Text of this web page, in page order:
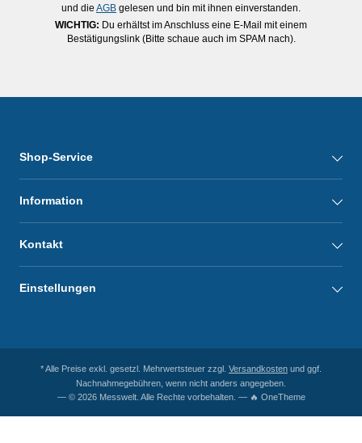
und die AGB gelesen und bin mit ihnen einverstanden.
WICHTIG: Du erhältst im Anschluss eine E-Mail mit einem
Bestätigungslink (Bitte schaue auch im SPAM nach).
Shop-Service
Information
Kontakt
Einstellungen
* Alle Preise exkl. gesetzl. Mehrwertsteuer zzgl. Versandkosten und ggf.
Nachnahmegebühren, wenn nicht anders angegeben.
— © 2026 Messwelt. Alle Rechte vorbehalten. — 🔥 OneTheme